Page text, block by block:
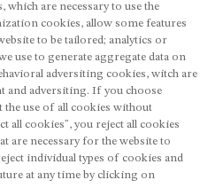
which are necessary to use the
cookies, allow some features
to be tailored; analytics or
use to generate aggregate data on
adversiting cookies, witch are
and adversiting. If you choose
the use of all cookies without
all cookies", you reject all cookies
are necessary for the website to
individual types of cookies and
at any time by clicking on